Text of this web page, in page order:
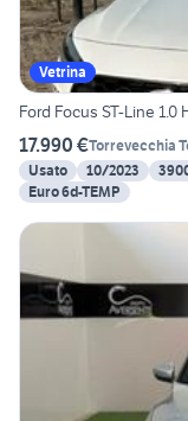
Vetrina
Ford Focus ST-Line 1.0
17.990 €Torrevecchia
Usato
10/2023
Euro 6d-TEMP